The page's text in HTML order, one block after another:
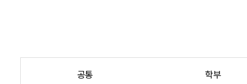
공통 학부